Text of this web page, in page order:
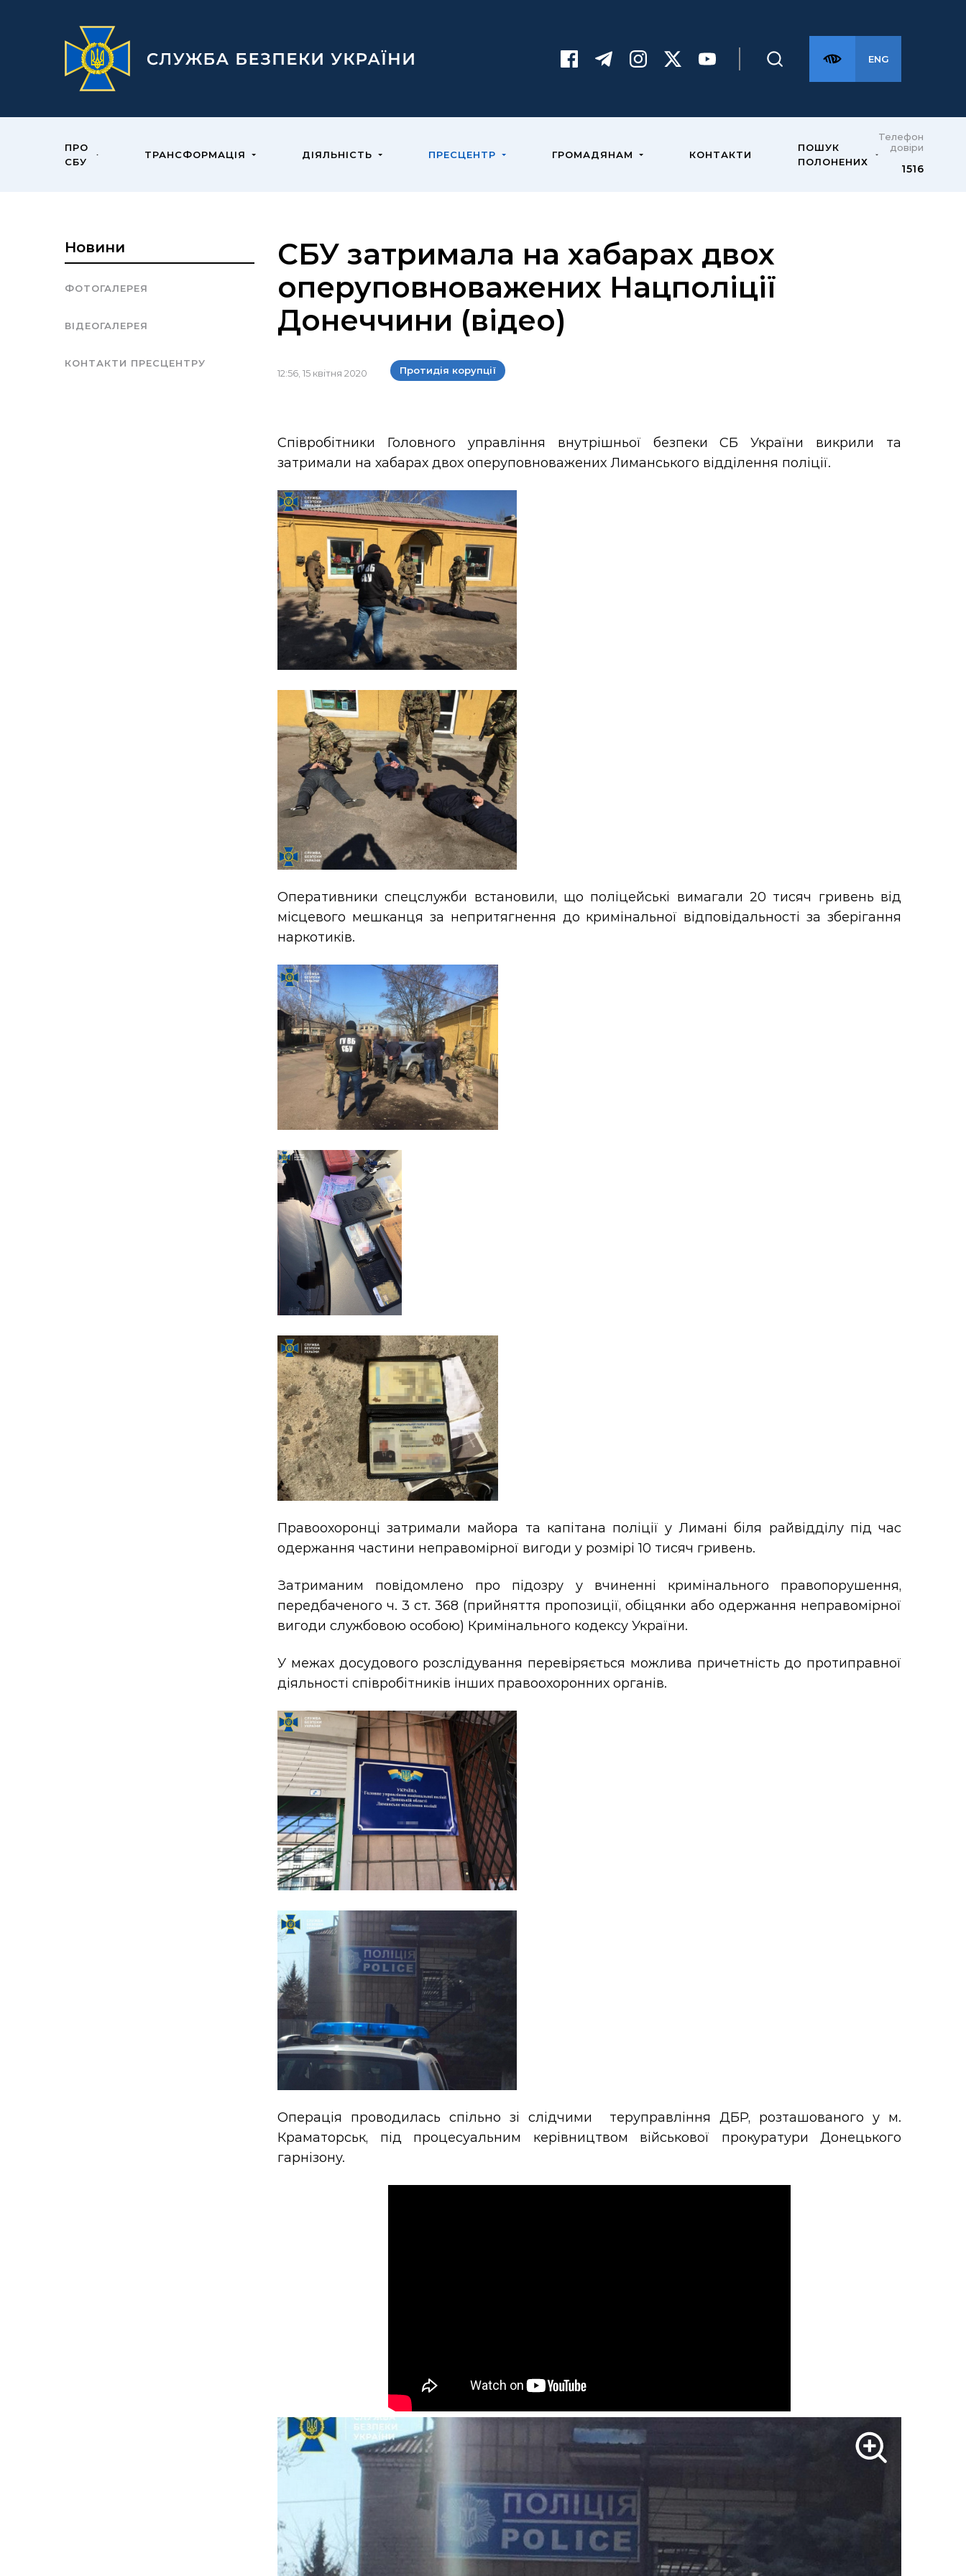
ENG
ПРО
СБУ
ТРАНСФОРМАЦІЯ ДІЯЛЬНІСТЬ ПРЕСЦЕНТР ГРОМАДЯНАМ КОНТАКТИ
ПОШУК
ПОЛОНЕНИХ
Телефон
довіри
1516
Новини
ФОТОГАЛЕРЕЯ
ВІДЕОГАЛЕРЕЯ
КОНТАКТИ ПРЕСЦЕНТРУ
CБУ затримала на хабарах двох
оперуповноважених Нацполіції
Донеччини (відео)
12:56, 15 квітня 2020 Протидія корупції
Співробітники Головного управління внутрішньої безпеки СБ України викрили та
затримали на хабарах двох оперуповноважених Лиманського відділення поліції.
Оперативники спецслужби встановили, що поліцейські вимагали 20 тисяч гривень від
місцевого мешканця за непритягнення до кримінальної відповідальності за зберігання
наркотиків.
Правоохоронці затримали майора та капітана поліції у Лимані біля райвідділу під час
одержання частини неправомірної вигоди у розмірі 10 тисяч гривень.
Затриманим повідомлено про підозру у вчиненні кримінального правопорушення,
передбаченого ч. 3 ст. 368 (прийняття пропозиції, обіцянки або одержання неправомірної
вигоди службовою особою) Кримінального кодексу України.
У межах досудового розслідування перевіряється можлива причетність до протиправної
діяльності співробітників інших правоохоронних органів.
Операція проводилась спільно зі слідчими теруправління ДБР, розташованого у м.
Краматорськ, під процесуальним керівництвом військової прокуратури Донецького
гарнізону.